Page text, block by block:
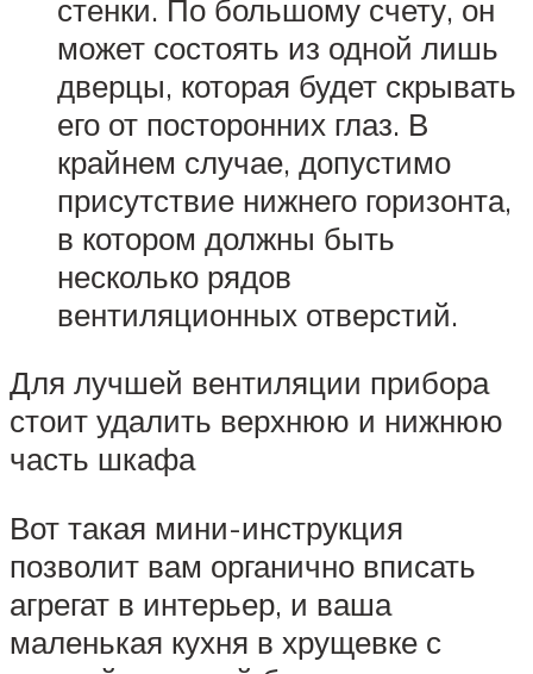
стенки. По большому счету, он
может состоять из одной лишь
дверцы, которая будет скрывать
его от посторонних глаз. В
крайнем случае, допустимо
присутствие нижнего горизонта,
в котором должны быть
несколько рядов
вентиляционных отверстий.
Для лучшей вентиляции прибора
стоит удалить верхнюю и нижнюю
часть шкафа
Вот такая мини-инструкция
позволит вам органично вписать
агрегат в интерьер, и ваша
маленькая кухня в хрущевке с